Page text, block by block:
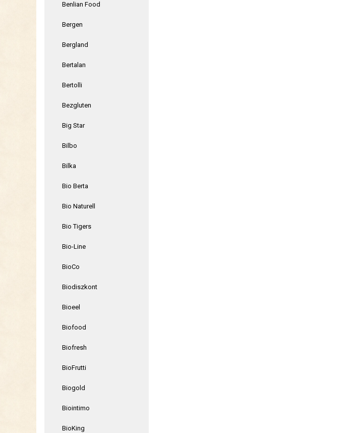
Benlian Food
Bergen
Bergland
Bertalan
Bertolli
Bezgluten
Big Star
Bilbo
Bilka
Bio Berta
Bio Naturell
Bio Tigers
Bio-Line
BioCo
Biodiszkont
Bioeel
Biofood
Biofresh
BioFrutti
Biogold
Biointimo
BioKing